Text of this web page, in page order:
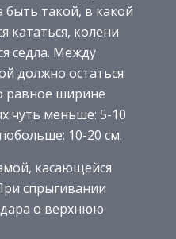
такой, в какой
кататься, колени
седла. Между
должно остаться
равное ширине
чуть меньше: 5-10
10-20 см.
касающейся
спрыгивании
о верхнюю